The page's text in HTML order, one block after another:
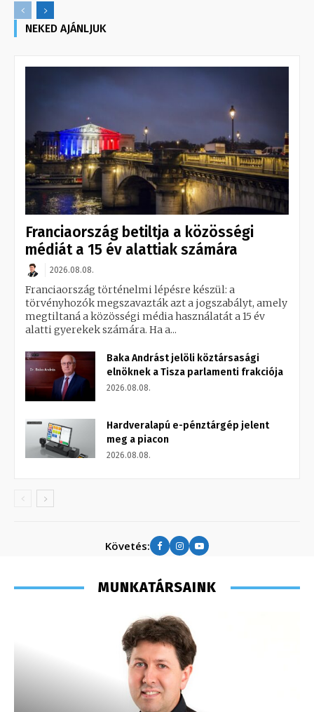
NEKED AJÁNLJUK
Franciaország betiltja a közösségi
médiát a 15 év alattiak számára
2026.08.08.
Franciaország történelmi lépésre készül: a
törvényhozók megszavazták azt a jogszabályt, amely
megtiltaná a közösségi média használatát a 15 év
alatti gyerekek számára. Ha a...
Baka Andrást jelöli köztársasági
elnöknek a Tisza parlamenti frakciója
2026.08.08.
Hardveralapú e-pénztárgép jelent
meg a piacon
2026.08.08.
Követés:
MUNKATÁRSAINK